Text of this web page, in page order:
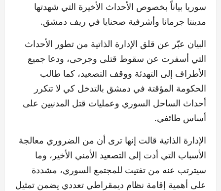
سوريا بياناً بخصوص الأحداث الأخيرة التي شهدتها
مدينتا جرمانا وأشرفية صحنايا في ريف دمشق.
البيان عبّر عن قلق الإدارة الذاتية من تطور الأحداث
التي أسفرت عن سقوط قتلى وجرحى، ودعا جميع
الأطراف إلى التهدئة ووقف التصعيد، كما طالب
الحكومة المؤقتة في دمشق بالتدخل كي لا تتكرر
أحداث الساحل السوري وعمليات قتل المدنيين على
أساس طائفي.
الإدارة الذاتية قالت إنها ترى أن من الضروري معالجة
الأسباب التي أدت إلى التصعيد الأمني الأخير، وما
سيترتب عنه من تفتيت للمجتمع السوري، مشددة
على أهمية إقامة نظام ديمقراطي تعددي يضمن تمثيل